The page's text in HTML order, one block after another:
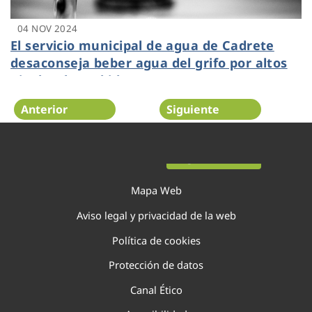
04 NOV 2024
El servicio municipal de agua de Cadrete
desaconseja beber agua del grifo por altos
niveles de turbidez
Anterior Siguiente
Mapa Web
Aviso legal y privacidad de la web
Política de cookies
Protección de datos
Canal Ético